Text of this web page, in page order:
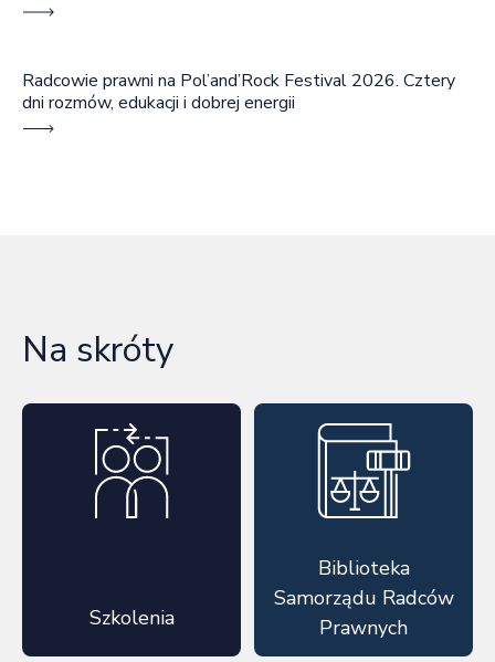
Radcowie prawni na Pol’and’Rock Festival 2026. Cztery
dni rozmów, edukacji i dobrej energii
Na skróty
Szkolenia
Biblioteka
Samorządu Radców
Prawnych